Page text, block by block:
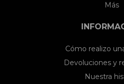
Más
Cómo realizo
Devoluciones y
Nuestra